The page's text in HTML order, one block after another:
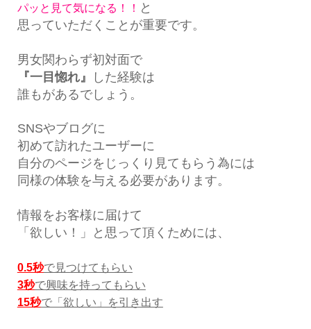
パッと見て気になる！！ と
思っていただくことが重要です。
男女関わらず初対面で
『一目惚れ』
した経験は
誰もがあるでしょう。
SNSやブログに
初めて訪れたユーザーに
自分のページをじっくり見てもらう為には
同様の体験を与える必要があります。
情報をお客様に届けて
「欲しい！」と思って頂くためには、
0.5秒で見つけてもらい
3秒で興味を持ってもらい
15秒で「欲しい」を引き出す